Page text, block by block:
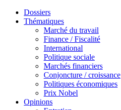
Dossiers
Thématiques
Marché du travail
Finance / Fiscalité
International
Politique sociale
Marchés financiers
Conjoncture / croissance
Politiques économiques
Prix Nobel
Opinions